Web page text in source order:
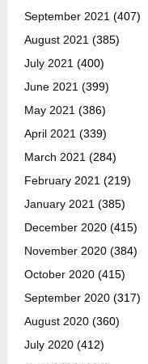
September 2021 (407)
August 2021 (385)
July 2021 (400)
June 2021 (399)
May 2021 (386)
April 2021 (339)
March 2021 (284)
February 2021 (219)
January 2021 (385)
December 2020 (415)
November 2020 (384)
October 2020 (415)
September 2020 (317)
August 2020 (360)
July 2020 (412)